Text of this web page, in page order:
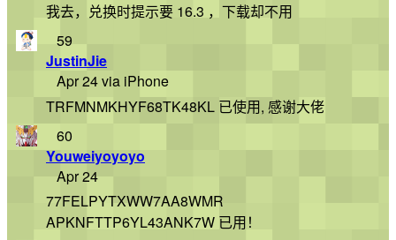
我去，兑换时提示要 16.3 ，下载却不用
59
JustinJie
Apr 24 via iPhone
TRFMNMKHYF68TK48KL 已使用, 感谢大佬
60
Youweiyoyoyo
Apr 24
77FELPYTXWW7AA8WMR
APKNFTTP6YL43ANK7W 已用！